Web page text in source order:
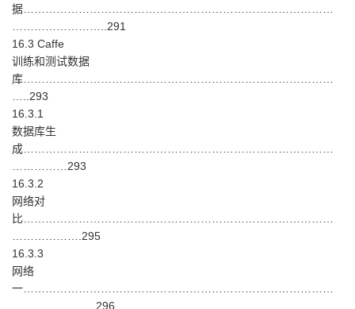
据…………………………………………………………………………
……………………..291
16.3 Caffe
训练和测试数据
库…………………………………………………………………………
…..293
16.3.1
数据库生
成…………………………………………………………………………
……………293
16.3.2
网络对
比…………………………………………………………………………
……………….295
16.3.3
网络
一…………………………………………………………………………
…………………..296